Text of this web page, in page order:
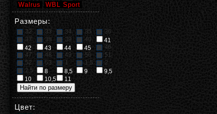
Walrus
WBL Sport
Размеры:
32 33 34 35
36
37
38 39 40
41
42
43 44 45
46
47
48 49 50
51
52
53 1 1,5
2
2,5
8 8,5 9
9,5
10
10,5 11
Цвет: